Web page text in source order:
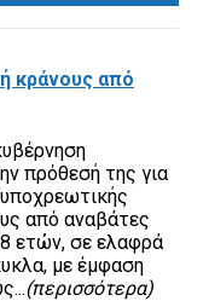
κράνους από
πρόθεσή της για
από αναβάτες
ετών, σε ελαφρά
με έμφαση
(περισσότερα)